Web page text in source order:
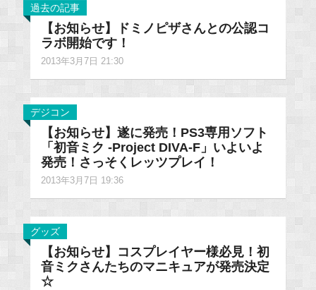
過去の記事
【お知らせ】ドミノピザさんとの公認コ
ラボ開始です！
2013年3月7日 21:30
デジコン
【お知らせ】遂に発売！PS3専用ソフト
「初音ミク -Project DIVA-F」いよいよ
発売！さっそくレッツプレイ！
2013年3月7日 19:36
グッズ
【お知らせ】コスプレイヤー様必見！初
音ミクさんたちのマニキュアが発売決定
☆